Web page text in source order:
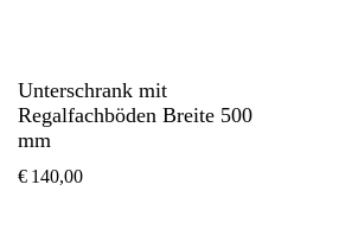
Unterschrank mit
Regalfachböden Breite 500
mm
€ 140,00